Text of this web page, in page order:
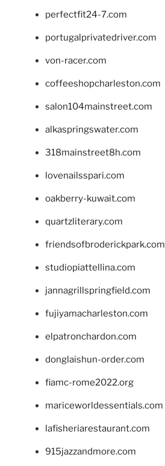
perfectfit24-7.com
portugalprivatedriver.com
von-racer.com
coffeeshopcharleston.com
salon104mainstreet.com
alkaspringswater.com
318mainstreet8h.com
lovenailsspari.com
oakberry-kuwait.com
quartzliterary.com
friendsofbroderickpark.com
studiopiattellina.com
jannagrillspringfield.com
fujiyamacharleston.com
elpatronchardon.com
donglaishun-order.com
fiamc-rome2022.org
mariceworldessentials.com
lafisheriarestaurant.com
915jazzandmore.com